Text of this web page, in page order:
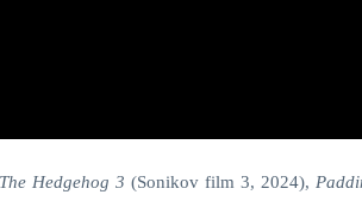
Hedgehog 3(Sonikov film 3, 2024),